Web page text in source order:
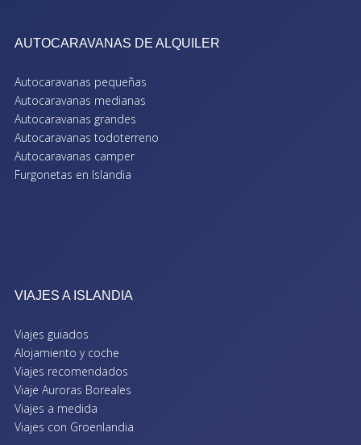
AUTOCARAVANAS DE ALQUILER
Autocaravanas pequeñas
Autocaravanas medianas
Autocaravanas grandes
Autocaravanas todoterreno
Autocaravanas camper
Furgonetas en Islandia
VIAJES A ISLANDIA
Viajes guiados
Alojamiento y coche
Viajes recomendados
Viaje Auroras Boreales
Viajes a medida
Viajes con Groenlandia